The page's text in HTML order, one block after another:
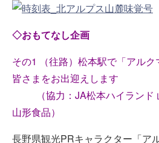
◇おもてなし企画
その1 （往路）松本駅で「アル
皆さまをお出迎えします
（協力：JA松本ハイランド
山形食品）
長野県観光PRキャラクター「ア